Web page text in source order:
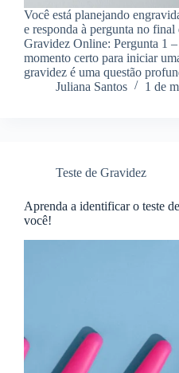
Você está planejando
e responda à pergunta no final
Gravidez Online: Pergunta 1 –
momento certo para iniciar
gravidez é uma questão
Juliana Santos
1 de
Teste de Gravidez
Aprenda a identificar o teste
você!